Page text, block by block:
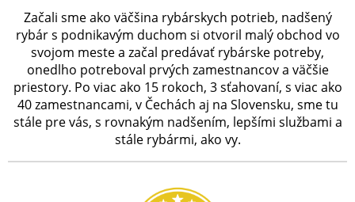
Začali sme ako väčšina rybárskych potrieb, nadšený
rybár s podnikavým duchom si otvoril malý obchod vo
svojom meste a začal predávať rybárske potreby,
onedlho potreboval prvých zamestnancov a väčšie
priestory. Po viac ako 15 rokoch, 3 sťahovaní, s viac ako
40 zamestnancami, v Čechách aj na Slovensku, sme tu
stále pre vás, s rovnakým nadšením, lepšími službami a
stále rybármi, ako vy.